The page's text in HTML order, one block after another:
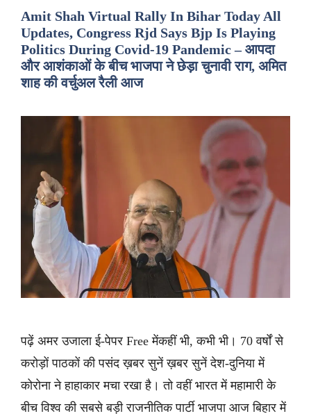
Amit Shah Virtual Rally In Bihar Today All
Updates, Congress Rjd Says Bjp Is Playing
Politics During Covid-19 Pandemic – आपदा
और आशंकाओं के बीच भाजपा ने छेड़ा चुनावी राग, अमित
शाह की वर्चुअल रैली आज
पढ़ें अमर उजाला ई-पेपर Free मेंकहीं भी, कभी भी। 70 वर्षों से
करोड़ों पाठकों की पसंद ख़बर सुनें ख़बर सुनें देश-दुनिया में
कोरोना ने हाहाकार मचा रखा है। तो वहीं भारत में महामारी के
बीच विश्व की सबसे बड़ी राजनीतिक पार्टी भाजपा आज बिहार में